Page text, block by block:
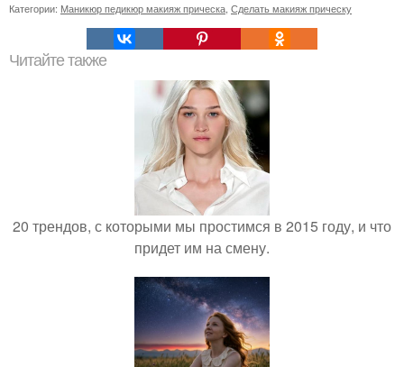
Категории: Маникюр педикюр макияж прическа Сделать макияж прическу
Читайте также
20 трендов, с которыми мы простимся в 2015 году, и что
придет им на смену.